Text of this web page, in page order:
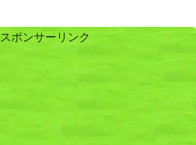
スポンサーリンク